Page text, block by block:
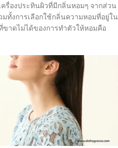
รื่องประทินผิวที่มีกลิ่นหอมๆ จากส่วน
ทั้งการเลือกใช้กลิ่นความหอมที่อยู่ใน
าดไม่ได้ของการทำตัวให้หอมคือ